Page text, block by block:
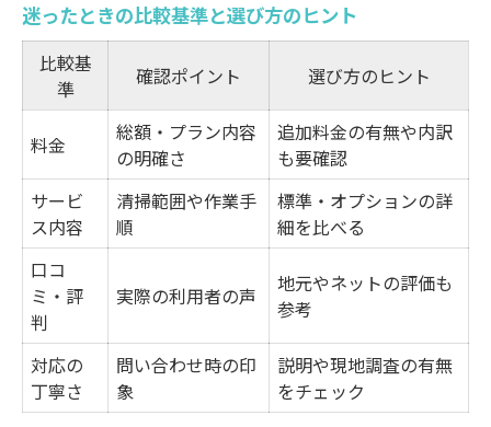
迷ったときの比較基準と選び方のヒント
比較基
準
確認ポイント 選び方のヒント
料金
総額・プラン内容
の明確さ
追加料金の有無や内訳
も要確認
サービ
ス内容
清掃範囲や作業手
順
標準・オプションの詳
細を比べる
口コ
ミ・評
判
実際の利用者の声
地元やネットの評価も
参考
対応の
丁寧さ
問い合わせ時の印
象
説明や現地調査の有無
をチェック